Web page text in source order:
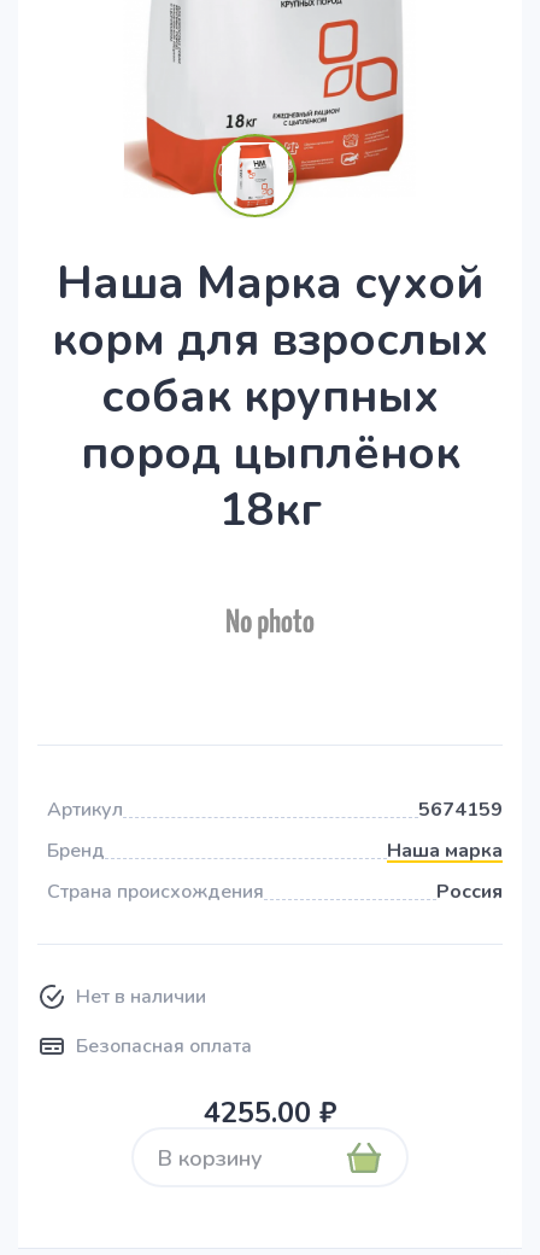
Наша Марка сухой
корм для взрослых
собак крупных
пород цыплёнок
18кг
Артикул
5674159
Бренд
Наша марка
Страна происхождения
Россия
Нет в наличии
Безопасная оплата
4255.00 ₽
В корзину